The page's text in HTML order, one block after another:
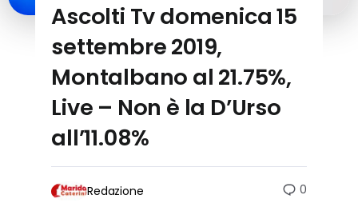
Ascolti Tv domenica 15
settembre 2019,
Montalbano al 21.75%,
Live – Non è la D’Urso
all’11.08%
Redazione 0